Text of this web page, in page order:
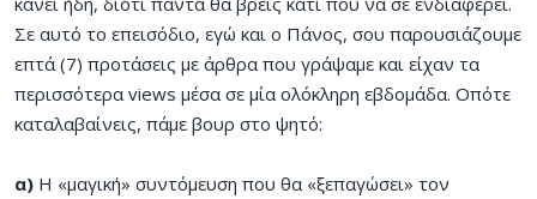
Σε αυτό το επεισόδιο, εγώ και ο Πάνος, σου παρουσιάζουμε
επτά (7) προτάσεις με άρθρα που γράψαμε και είχαν τα
περισσότερα views μέσα σε μία ολόκληρη εβδομάδα. Οπότε
καταλαβαίνεις, πάμε βουρ στο ψητό:
α) Η «μαγική» συντόμευση που θα «ξεπαγώσει» τον